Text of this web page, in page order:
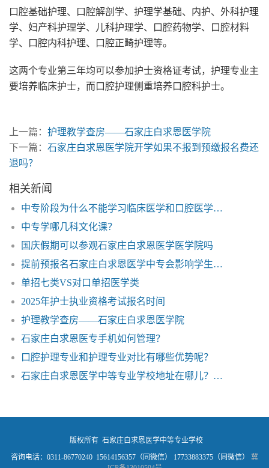
口腔基础护理、口腔解剖学、护理学基础、内护、外科护理
学、妇产科护理学、儿科护理学、口腔药物学、口腔材料
学、口腔内科护理、口腔正畸护理等。
这两个专业第三年均可以参加护士资格证考试，护理专业主
要培养临床护士，而口腔护理侧重培养口腔科护士。
上一篇： 护理教学查房——石家庄白求恩医学院
下一篇： 石家庄白求恩医学院开学如果不报到预缴报名费还
退吗？
相关新闻
中专阶段为什么不能学习临床医学和口腔医学专业
中专学哪几科文化课？
国庆假期可以参观石家庄白求恩医学医学院吗
提前预报名石家庄白求恩医学中专会影响学生参加中考吗？
单招七类VS对口单招医学类
2025年护士执业资格考试报名时间
护理教学查房——石家庄白求恩医学院
石家庄白求恩医专手机如何管理？
口腔护理专业和护理专业对比有哪些优势呢？
石家庄白求恩医学中等专业学校地址在哪儿？怎么走？
版权所有 石家庄白求恩医学中等专业学校
咨询电话：0311-86770240 15614156357（同微信） 17733883375（同微信） 冀